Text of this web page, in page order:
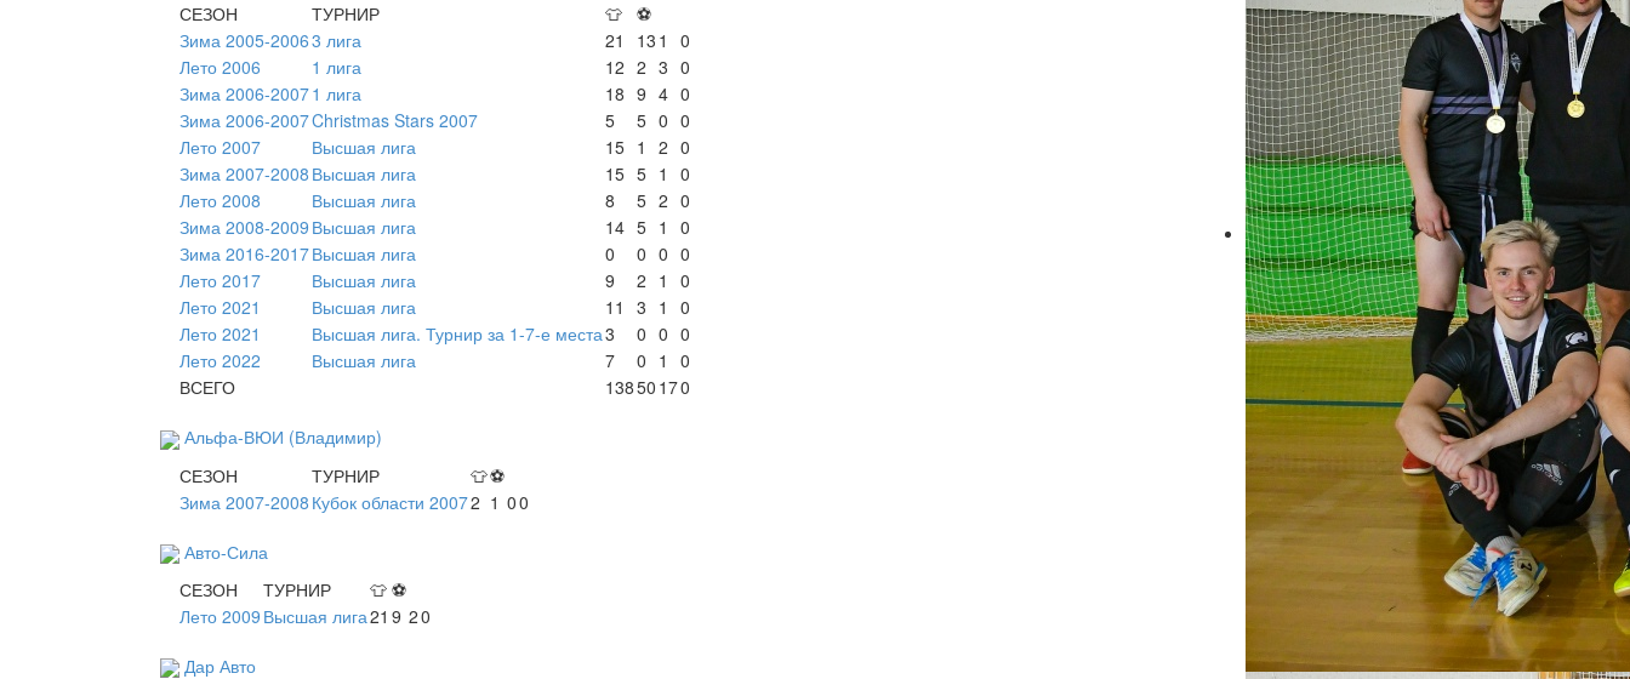
СЕЗОН
ТУРНИР 👕 ⚽
Зима 2005-20063 лига 21 13 1
0
Лето 2006
1 лига 12 2 3 0
Зима 2006-20071 лига 18 9 4 0
Зима 2006-2007Christmas Stars 2007 5 5 0 0
Лето 2007
Высшая лига 15 1 2 0
Зима 2007-2008 Высшая лига 15 5 1
0
Лето 2008
Высшая лига 8 5 2 0
Зима 2008-2009 Высшая лига 14 5 1
0
Зима 2016-2017Высшая лига 0 0 0 0
Лето 2017
Высшая лига 9 2 1
0
Лето 2021
Высшая лига 11 3 1
0
Лето 2021
Высшая лига. Турнир за 1-7-е места3 0 0 0
Лето 2022
Высшая лига 7 0 1
0
ВСЕГО
13850 170
Альфа-ВЮИ (Владимир)
СЕЗОН
ТУРНИР 👕⚽
Зима 2007-2008 Кубок области 20072 1 00
Авто-Сила
СЕЗОН
ТУРНИР 👕 ⚽
Лето 2009 Высшая лига21 9 20
Дар Авто